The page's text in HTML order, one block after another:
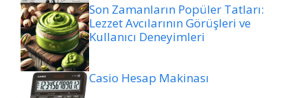
Son Zamanların Popüler Tatları:
Lezzet Avcılarının Görüşleri ve
Kullanıcı Deneyimleri
Casio Hesap Makinası